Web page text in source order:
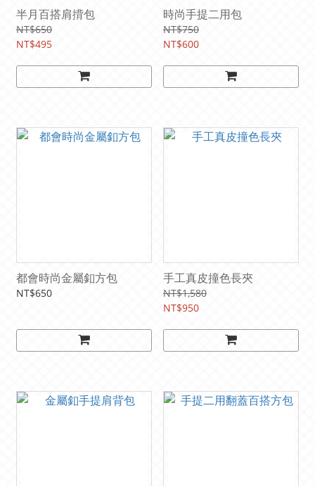
半月百搭肩揹包
NT$650
NT$495
時尚手提二用包
NT$750
NT$600
都會時尚金屬釦方包
NT$650
手工真皮撞色長夾
NT$1,580
NT$950